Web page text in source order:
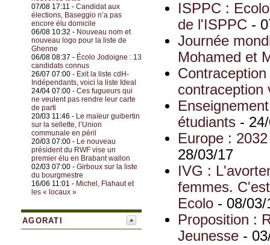
07/08 17:11 - Candidat aux
élections, Baseggio n’a pas
encore élu domicile
06/08 10:32 - Nouveau nom et
nouveau logo pour la liste de
Ghenne
06/08 08:37 - Écolo Jodoigne : 13
candidats connus
26/07 07:00 - Exit la liste cdH-
Indépendants, voici la liste Ideal
24/04 07:00 - Ces fugueurs qui
ne veulent pas rendre leur carte
de parti
20/03 11:46 - Le maïeur guibertin
sur la sellette, l’Union
communale en péril
20/03 07:00 - Le nouveau
président du RWF vise un
premier élu en Brabant wallon
02/03 07:00 - Girboux sur la liste
du bourgmestre
16/06 11:01 - Michel, Flahaut et
les « locaux »
AGORATI
ISPPC :
de l'ISPPC -
Journée
Mohamed et
contraception
étudiants -
Europe :
28/03/17
IVG :
femmes.
Ecolo - 08/03/
Proposition :
Jeunesse -